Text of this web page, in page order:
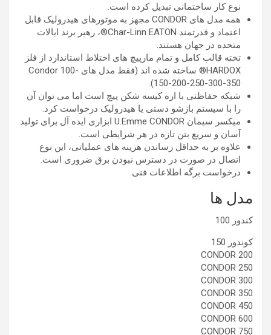
نوع کار ساختمانی تبدیل کرده است.
همه مدل های CONDOR مجهز به موتورهای هیدرولیک قابل
اعتماد و قدرتمند Char-Linn EATON®، رهبر برند ایالات
متحده در جهان هستند.
تخته قالب کامل و تمام مارپیچ های اختلاط استاندارد از فلز
HARDOX® ساخته شده اند (فقط مدل های Condor 100-
150-200-250-300-350).
شبکه حفاظتی با اره کیسه شکن پیچ است اما می توان آن
را با سیستم بازشو دستی یا هیدرولیک درخواست کرد.
میکسر سیمان U.Emme CONDOR ابزاری ایده آل برای تولید
آسان و سریع بتن تازه در هر شرایطی است.
علاوه بر به حداقل رساندن هزینه های عملیاتی، این نوع
اتصال در صورت در دسترس نبودن برق ضروری است.
درخواست برگه اطلاعات فنی
مدل ها
کندور 100
کوندور 150
CONDOR 200
CONDOR 250
CONDOR 300
CONDOR 350
CONDOR 450
CONDOR 600
CONDOR 750